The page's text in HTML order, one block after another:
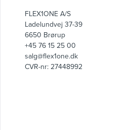
FLEX1ONE A/S
Ladelundvej 37-39
6650 Brørup
+45 76 15 25 00
salg@flex1one.dk
CVR-nr: 27448992